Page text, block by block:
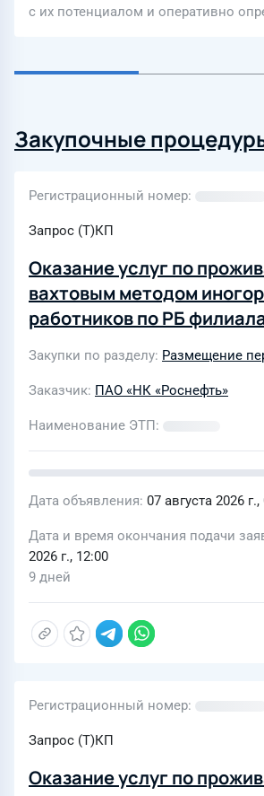
с их потенциалом и оперативно
Закупочные
Регистрационный номер
Запрос (Т)КП
Оказание услуг по
вахтовым методом
работников по РБ
Закупки по разделу Размещение
Заказчик ПАО «НК «Роснефть»
Наименование ЭТП
Дата объявления 07 августа 2026 г.,
Дата и время окончания подачи
2026 г., 12:00
9 дней
Регистрационный номер
Запрос (Т)КП
Оказание услуг по